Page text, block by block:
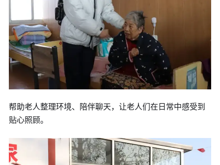
帮助老人整理环境、陪伴聊天，让老人们在日常中感受到
贴心照顾。